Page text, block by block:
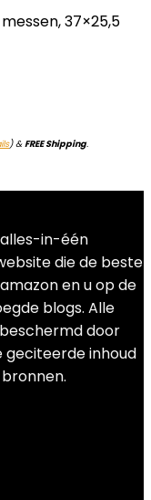
37×25,5
)&FREE Shipping.
in-één
die de beste
en u op de
blogs. Alle
door
geciteerde inhoud